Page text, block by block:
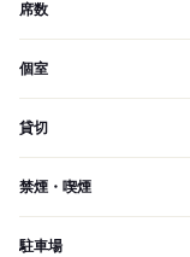
席数
個室
貸切
禁煙・喫煙
駐車場